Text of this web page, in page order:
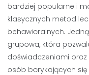
bardziej popularne i
klasycznych metod
behawioralnych.
grupowa, która
doświadczeniami
osób borykających